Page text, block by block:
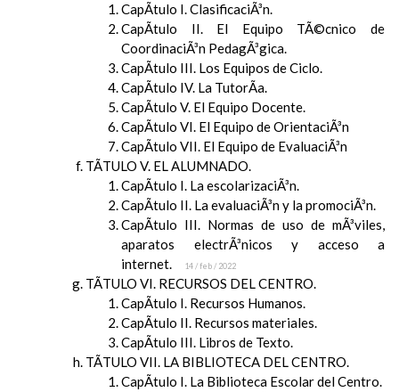
CapÃ­tulo I. ClasificaciÃ³n.
CapÃ­tulo II. El Equipo TÃ©cnico de
CoordinaciÃ³n PedagÃ³gica.
CapÃ­tulo III. Los Equipos de Ciclo.
CapÃ­tulo IV. La TutorÃ­a.
CapÃ­tulo V. El Equipo Docente.
CapÃ­tulo VI. El Equipo de OrientaciÃ³n
CapÃ­tulo VII. El Equipo de EvaluaciÃ³n
TÃTULO V. EL ALUMNADO.
CapÃ­tulo I. La escolarizaciÃ³n.
CapÃ­tulo II. La evaluaciÃ³n y la promociÃ³n.
CapÃ­tulo III. Normas de uso de mÃ³viles,
aparatos electrÃ³nicos y acceso a
internet.
14 / feb / 2022
TÃTULO VI. RECURSOS DEL CENTRO.
CapÃ­tulo I. Recursos Humanos.
CapÃ­tulo II. Recursos materiales.
CapÃ­tulo III. Libros de Texto.
TÃTULO VII. LA BIBLIOTECA DEL CENTRO.
CapÃ­tulo I. La Biblioteca Escolar del Centro.